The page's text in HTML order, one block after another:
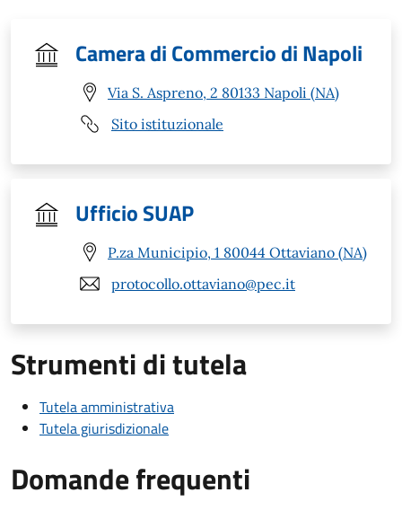
Camera di Commercio di Napoli
Via S. Aspreno, 2 80133 Napoli (NA)
Sito istituzionale
Ufficio SUAP
P.za Municipio, 1 80044 Ottaviano (NA)
protocollo.ottaviano@pec.it
Strumenti di tutela
Tutela amministrativa
Tutela giurisdizionale
Domande frequenti